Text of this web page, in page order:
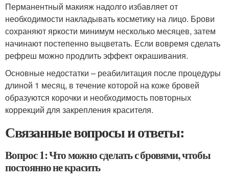
Перманентный макияж надолго избавляет от
необходимости накладывать косметику на лицо. Брови
сохраняют яркости минимум несколько месяцев, затем
начинают постепенно выцветать. Если вовремя сделать
рефреш можно продлить эффект окрашивания.
Основные недостатки – реабилитация после процедуры
длиной 1 месяц, в течение которой на коже бровей
образуются корочки и необходимость повторных
коррекций для закрепления красителя.
Связанные вопросы и ответы:
Вопрос 1: Что можно сделать с бровями, чтобы
постоянно не красить